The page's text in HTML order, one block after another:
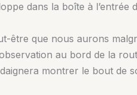
dans la boîte à l’entrée
être que nous aurons
au bord de la
montrer le bout de